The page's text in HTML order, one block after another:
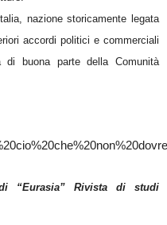
nazione storicamente legata
accordi politici e commerciali
di buona parte della Comunità
“Eurasia” Rivista di studi